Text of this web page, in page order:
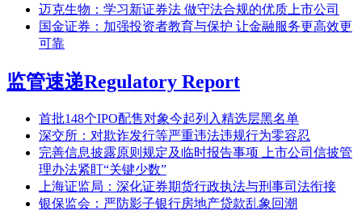
迈克生物：学习新证券法 做守法合规的优质上市公司
国金证券：加强投资者教育与保护 让金融服务更高效更
可靠
监管速递Regulatory Report
首批148个IPO配售对象今起列入精选层黑名单
深交所：对欺诈发行等严重违法违规行为零容忍
完善信息披露原则规定及临时报告事项 上市公司信披管
理办法紧盯“关键少数”
上海证监局：深化证券期货行政执法与刑事司法衔接
银保监会：严防影子银行房地产贷款乱象回潮